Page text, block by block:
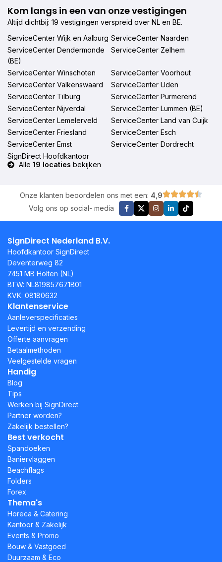
Kom langs in een van onze vestigingen
Altijd dichtbij: 19 vestigingen verspreid over NL en BE.
ServiceCenter Wijk en Aalburg ServiceCenter Naarden
ServiceCenter Dendermonde
(BE)
ServiceCenter Zelhem
ServiceCenter Winschoten
ServiceCenter Voorhout
ServiceCenter Valkenswaard
ServiceCenter Uden
ServiceCenter Tilburg
ServiceCenter Purmerend
ServiceCenter Nijverdal
ServiceCenter Lummen (BE)
ServiceCenter Lemelerveld
ServiceCenter Land van Cuijk
ServiceCenter Friesland
ServiceCenter Esch
ServiceCenter Emst
ServiceCenter Dordrecht
SignDirect Hoofdkantoor
Alle 19 locaties bekijken
Onze klanten beoordelen ons met een: 4,9
Volg ons op social- media
SignDirect Nederland B.V.
Hoofdkantoor SignDirect
Deventerweg 82
7451 MB Holten (NL)
BTW: NL819857671B01
KVK: 08180632
Klantenservice
Aanleverspecificaties
Levertijd en verzending
Offerte aanvragen
Betaalmethoden
Veelgestelde vragen
Handig
Blog
Tips
Werken bij SignDirect
Partner worden?
Zakelijk bestellen?
Best verkocht
Spandoeken
Baniervlaggen
Beachflags
Folders
Forex
Thema's
Horeca & Catering
Kantoor & Zakelijk
Events & Promo
Bouw & Vastgoed
Duurzaam & Eco